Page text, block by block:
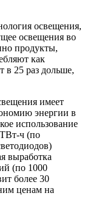
освещения,
освещения во
продукты,
как
в 25 раз дольше,
имеет
энергии в
использование
ч (по
выработка
(по 1000
более 30
ценам на